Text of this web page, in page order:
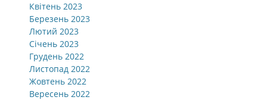
Квітень 2023
Березень 2023
Лютий 2023
Січень 2023
Грудень 2022
Листопад 2022
Жовтень 2022
Вересень 2022